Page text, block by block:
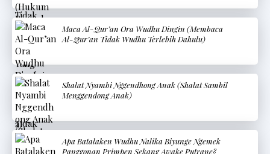
Maca Al-Qur’an Ora Wudhu Dingin (Membaca
Al-Qur’an Tidak Wudhu Terlebih Dahulu)
Shalat Nyambi Nggendhong Anak (Shalat Sambil
Menggendong Anak)
Apa Batalaken Wudhu Nalika Biyunge Ngemek
Panggonan Primpen Sekang Awake Putrane?